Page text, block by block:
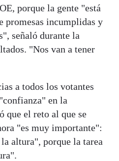
porque la gente "está
promesas incumplidas y
señaló durante la
"Nos van a tener
a todos los votantes
en la
que el reto al que se
"es muy importante":
altura", porque la tarea